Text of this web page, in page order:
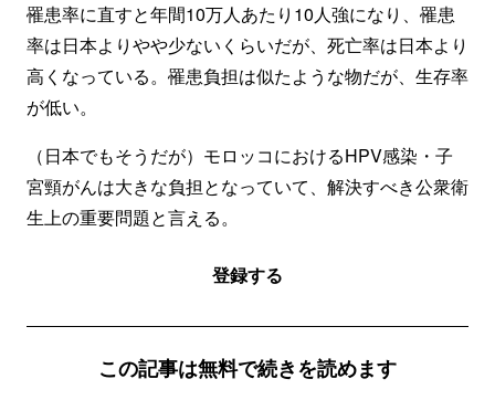
罹患率に直すと年間10万人あたり10人強になり、罹患
率は日本よりやや少ないくらいだが、死亡率は日本より
高くなっている。罹患負担は似たような物だが、生存率
が低い。
（日本でもそうだが）モロッコにおけるHPV感染・子
宮頸がんは大きな負担となっていて、解決すべき公衆衛
生上の重要問題と言える。
登録する
この記事は無料で続きを読めます